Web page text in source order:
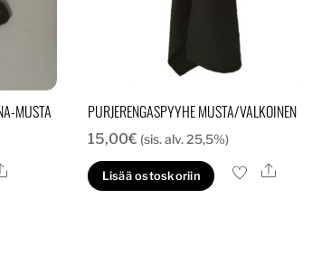
MUSTA
Ale
PURJERENGASPYYHE MUSTA/VALKOINEN
15,00€ (sis. alv. 25,5%)
Lisää ostoskoriin Ale